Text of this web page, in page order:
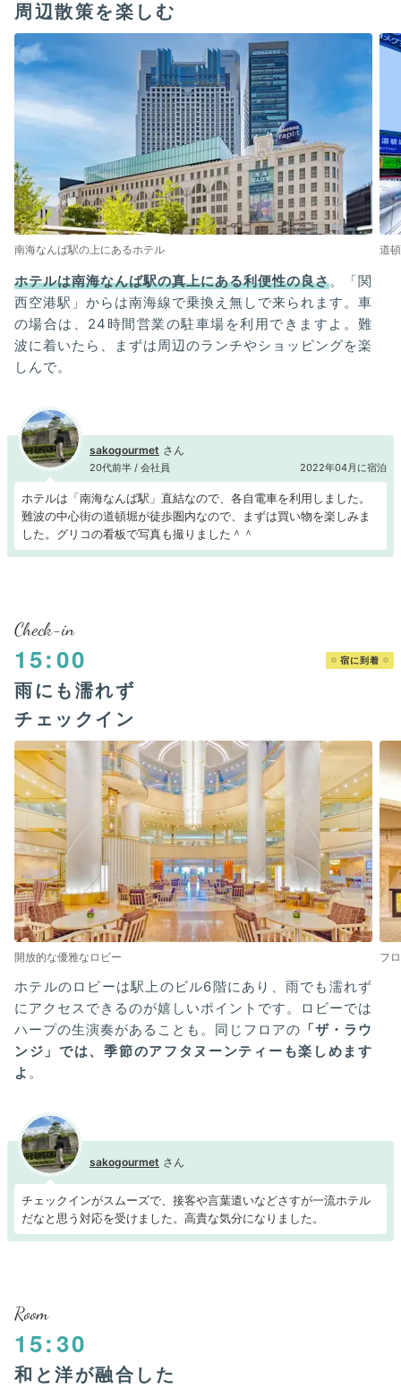
周辺散策を楽しむ
南海なんば駅の上にあるホテル 道
ホテルは南海なんば駅の真上にある利便性の良さ。「関
西空港駅」からは南海線で乗換え無しで来られます。車
の場合は、24時間営業の駐車場を利用できますよ。難
波に着いたら、まずは周辺のランチやショッピングを楽
しんで。
sakogourmet
20代前半 / 会社員 2022年04月に宿泊
ホテルは「南海なんば駅」直結なので、各自電車を利用しました。
難波の中心街の道頓堀が徒歩圏内なので、まずは買い物を楽しみま
した。グリコの看板で写真も撮りました＾＾
Check-in
15:00 宿に到着
雨にも濡れず
チェックイン
開放的な優雅なロビー フ
ホテルのロビーは駅上のビル6階にあり、雨でも濡れず
にアクセスできるのが嬉しいポイントです。ロビーでは
ハープの生演奏があることも。同じフロアの 「ザ・ラウ
ンジ」では、季節のアフタヌーンティーも楽しめます
よ 。
sakogourmet
チェックインがスムーズで、接客や言葉遣いなどさすが一流ホテル
だなと思う対応を受けました。高貴な気分になりました。
Room
15:30
和と洋が融合した